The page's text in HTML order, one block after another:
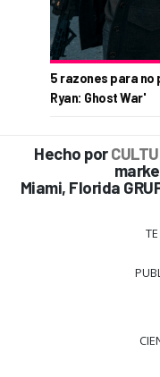
5 razones para no
Ryan: Ghost War'
Hecho por
Miami, Florida